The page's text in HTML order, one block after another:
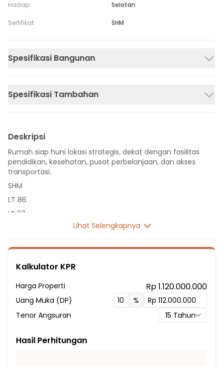
Hadap Selatan
Sertifikat SHM
Spesifikasi Bangunan
Spesifikasi Tambahan
Deskripsi
Rumah siap huni lokasi strategis, dekat dengan fasilitas
pendidikan, kesehatan, pusat perbelanjaan, dan akses
transportasi.
SHM
LT 86
LB 37
Listrik 1300 VA
Sumber Air Tanah
Hadap Selatan
Fasilitas Sekitar Hunian:
4 menit ke Sekolah Menengah Atas (SMA) Negeri 10 Depok
7 menit ke SMP Negeri 18 Depok
Lihat Selengkapnya
Kalkulator KPR
Harga Properti Rp 1.120.000.000
Uang Muka (DP)
%
Tenor Angsuran
15 Tahun
Hasil Perhitungan